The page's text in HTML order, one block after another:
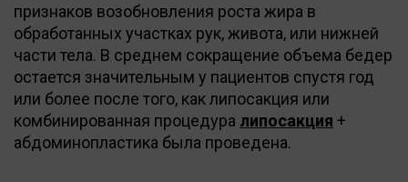
признаков возобновления роста жира в
обработанных участках рук, живота, или нижней
части тела. В среднем сокращение объема бедер
остается значительным у пациентов спустя год
или более после того, как липосакция или
комбинированная процедура липосакция +
абдоминопластика была проведена.